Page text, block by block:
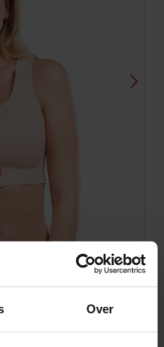
Over